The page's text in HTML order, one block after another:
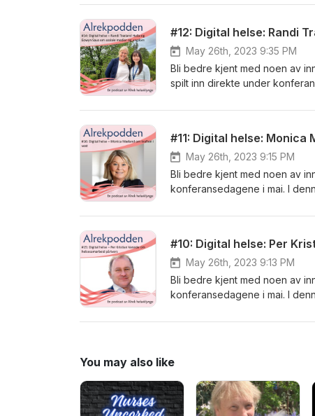
transkriberer lyd, bevegelse
musikkterpistudien. Lytt til
som terapiform, både i
#12: Digital helse: Randi
May 26th, 2023 9:35 PM
Bli bedre kjent med noen av
spilt inn direkte under
"Helsefremmende miljø på
helseklynge, Berit Angelskår.
#11: Digital helse:
May 26th, 2023 9:15 PM
Bli bedre kjent med noen av
konferansedagene i mai. I
#10: Digital helse: Per
May 26th, 2023 9:13 PM
Bli bedre kjent med noen av
konferansedagene i mai. I
You may also like